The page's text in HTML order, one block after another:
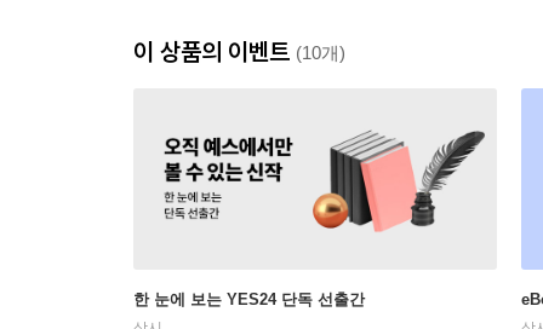
이 상품의 이벤트 (10개)
한 눈에 보는 YES24 단독 선출간